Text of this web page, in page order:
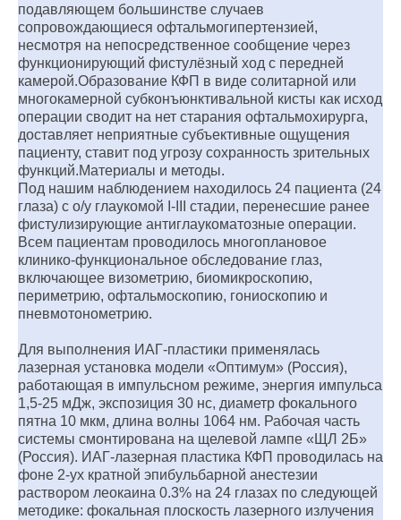
подавляющем большинстве случаев
сопровождающиеся офтальмогипертензией,
несмотря на непосредственное сообщение через
функционирующий фистулёзный ход с передней
камерой.Образование КФП в виде солитарной или
многокамерной субконъюнктивальной кисты как исход
операции сводит на нет старания офтальмохирурга,
доставляет неприятные субъективные ощущения
пациенту, ставит под угрозу сохранность зрительных
функций.Материалы и методы.
Под нашим наблюдением находилось 24 пациента (24
глаза) с о/у глаукомой I-III стадии, перенесшие ранее
фистулизирующие антиглаукоматозные операции.
Всем пациентам проводилось многоплановое
клинико-функциональное обследование глаз,
включающее визометрию, биомикроскопию,
периметрию, офтальмоскопию, гониоскопию и
пневмотонометрию.
Для выполнения ИАГ-пластики применялась
лазерная установка модели «Оптимум» (Россия),
работающая в импульсном режиме, энергия импульса
1,5-25 мДж, экспозиция 30 нс, диаметр фокального
пятна 10 мкм, длина волны 1064 нм. Рабочая часть
системы смонтирована на щелевой лампе «ЩЛ 2Б»
(Россия). ИАГ-лазерная пластика КФП проводилась на
фоне 2-ух кратной эпибульбарной анестезии
раствором леокаина 0.3% на 24 глазах по следующей
методике: фокальная плоскость лазерного излучения